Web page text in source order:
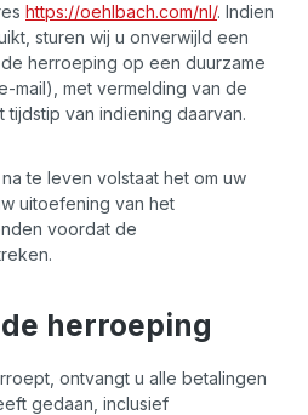
https://oehlbach.com/nl/. Indien
sturen wij u onverwijld een
herroeping op een duurzame
mail), met vermelding van de
van indiening daarvan.
te leven volstaat het om uw
uitoefening van het
voordat de
herroeping
ontvangt u alle betalingen
gedaan, inclusief